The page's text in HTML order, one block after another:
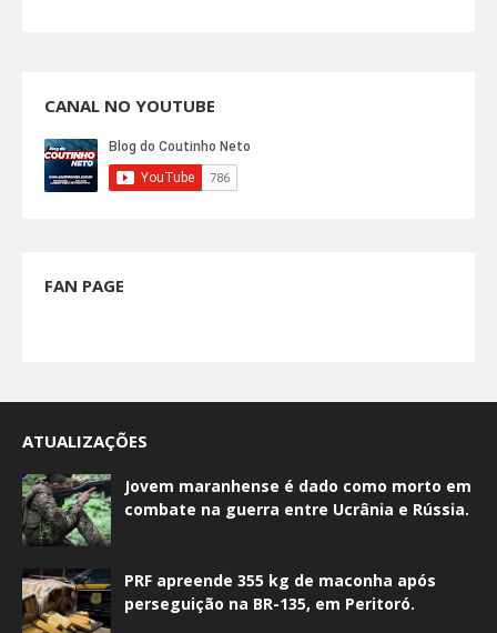
CANAL NO YOUTUBE
FAN PAGE
ATUALIZAÇÕES
Jovem maranhense é dado como morto em
combate na guerra entre Ucrânia e Rússia.
PRF apreende 355 kg de maconha após
perseguição na BR-135, em Peritoró.